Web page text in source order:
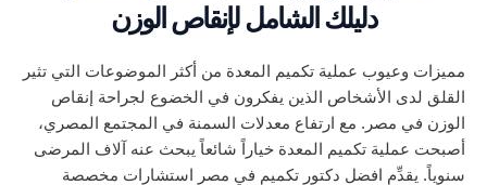
دليلك الشامل لإنقاص الوزن
مميزات وعيوب عملية تكميم المعدة من أكثر الموضوعات التي تثير
القلق لدى الأشخاص الذين يفكرون في الخضوع لجراحة إنقاص
الوزن في مصر. مع ارتفاع معدلات السمنة في المجتمع المصري،
أصبحت عملية تكميم المعدة خياراً شائعاً يبحث عنه آلاف المرضى
سنوياً. يقدِّم افضل دكتور تكميم في مصر استشارات مخصصة